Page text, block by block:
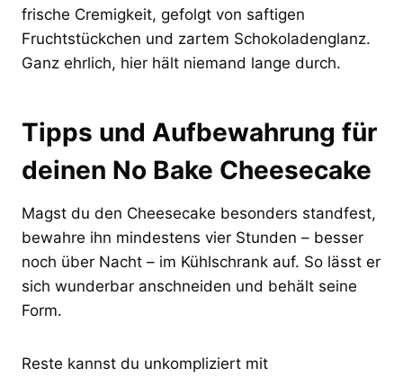
frische Cremigkeit, gefolgt von saftigen
Fruchtstückchen und zartem Schokoladenglanz.
Ganz ehrlich, hier hält niemand lange durch.
Tipps und Aufbewahrung für
deinen No Bake Cheesecake
Magst du den Cheesecake besonders standfest,
bewahre ihn mindestens vier Stunden – besser
noch über Nacht – im Kühlschrank auf. So lässt er
sich wunderbar anschneiden und behält seine
Form.
Reste kannst du unkompliziert mit